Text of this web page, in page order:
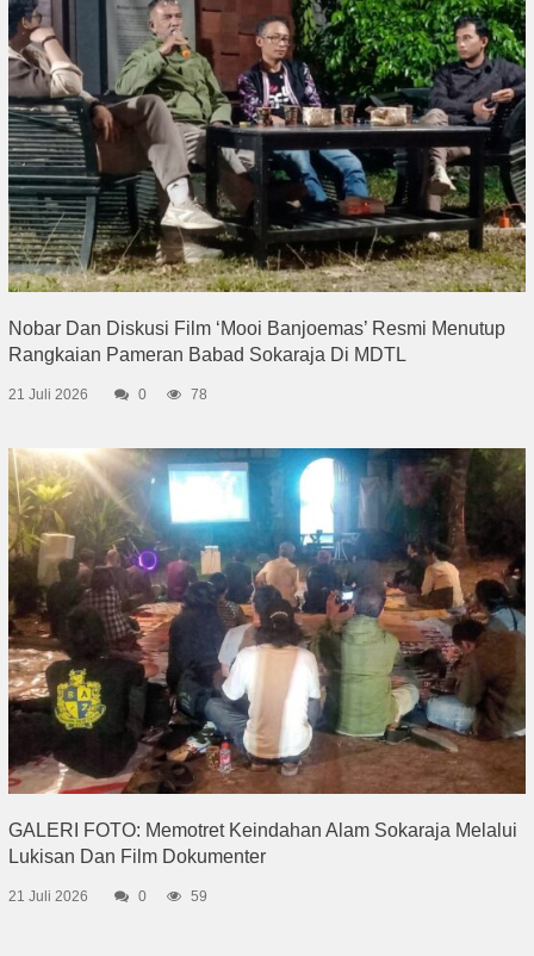
Nobar Dan Diskusi Film ‘Mooi Banjoemas’ Resmi Menutup
Rangkaian Pameran Babad Sokaraja Di MDTL
21 Juli 2026 0 78
GALERI FOTO: Memotret Keindahan Alam Sokaraja Melalui
Lukisan Dan Film Dokumenter
21 Juli 2026 0 59